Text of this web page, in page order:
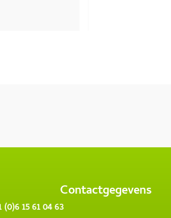
Contactgegevens
(0)6 15 61 04 63